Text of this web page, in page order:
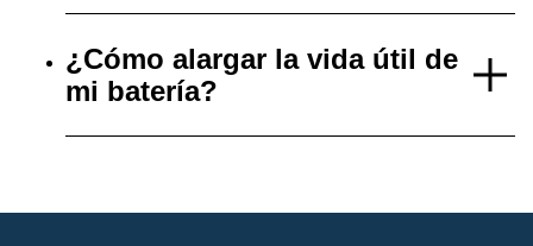
¿Cómo alargar la vida útil de
mi batería?